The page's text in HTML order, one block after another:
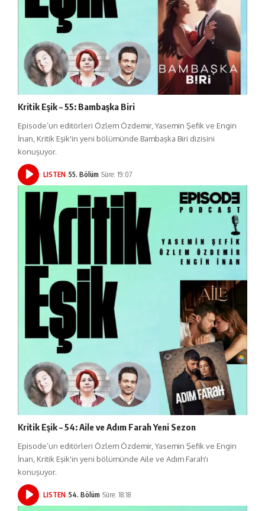
Kritik Eşik – 55: Bambaşka Biri
Episode’un editörleri Özlem Özdemir, Yasemin Şefik ve Engin
İnan, Kritik Eşik'in yeni bölümünde Bambaşka Biri dizisini
konuşuyor.
LISTEN 55. Bölüm Süre: 19:07
Kritik Eşik – 54: Aile ve Adım Farah Yeni Sezon
Episode’un editörleri Özlem Özdemir, Yasemin Şefik ve Engin
İnan, Kritik Eşik'in yeni bölümünde Aile ve Adım Farah'ı
konuşuyor.
LISTEN 54. Bölüm Süre: 18:18